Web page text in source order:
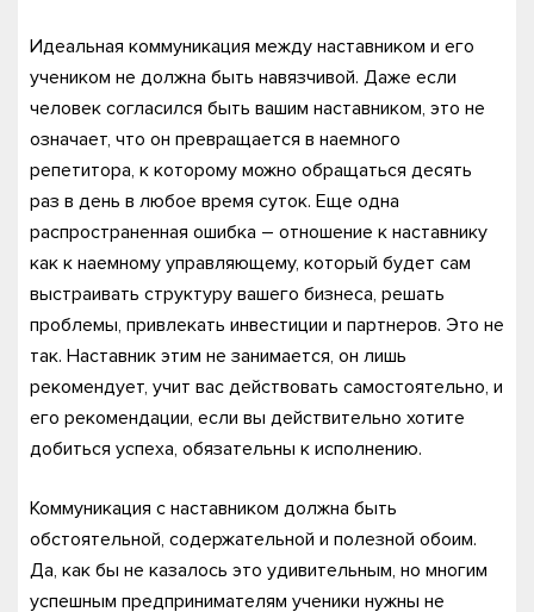
Идеальная коммуникация между наставником и его
учеником не должна быть навязчивой. Даже если
человек согласился быть вашим наставником, это не
означает, что он превращается в наемного
репетитора, к которому можно обращаться десять
раз в день в любое время суток. Еще одна
распространенная ошибка – отношение к наставнику
как к наемному управляющему, который будет сам
выстраивать структуру вашего бизнеса, решать
проблемы, привлекать инвестиции и партнеров. Это не
так. Наставник этим не занимается, он лишь
рекомендует, учит вас действовать самостоятельно, и
его рекомендации, если вы действительно хотите
добиться успеха, обязательны к исполнению.
Коммуникация с наставником должна быть
обстоятельной, содержательной и полезной обоим.
Да, как бы не казалось это удивительным, но многим
успешным предпринимателям ученики нужны не